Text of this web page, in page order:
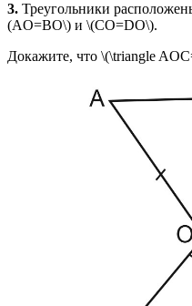
3. Треугольники
(AO=BO\) и \(CO=DO\).
Докажите, что \(\triangle